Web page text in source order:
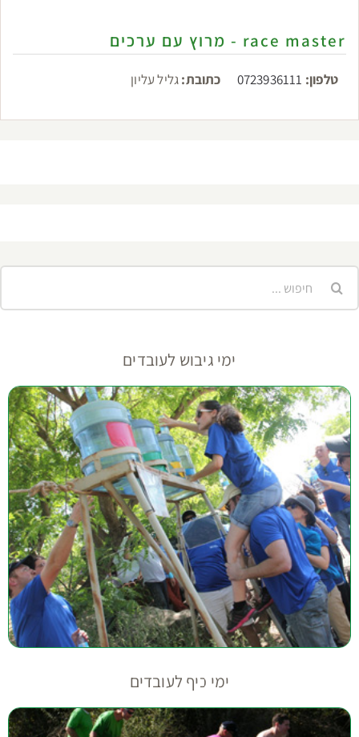
race master - מרוץ עם ערכים
טלפון: 0723936111 כתובת:גליל עליון
ימי גיבוש לעובדים
ימי כיף לעובדים